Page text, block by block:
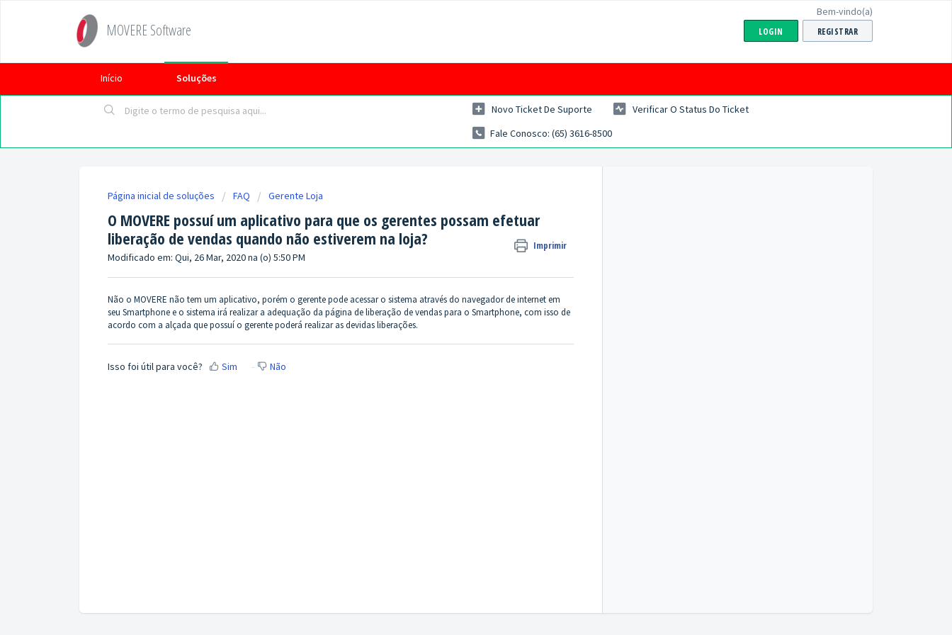
MOVERE Software
Bem-vindo(a)
LOGIN REGISTRAR
Início Soluções
Novo Ticket De Suporte
Verificar O Status Do Ticket
Fale Conosco: (65) 3616-8500
Página inicial de soluções FAQ Gerente Loja
O MOVERE possuí um aplicativo para que os gerentes possam efetuar
liberação de vendas quando não estiverem na loja?
Imprimir
Modificado em: Qui, 26 Mar, 2020 na (o) 5:50 PM
Não o MOVERE não tem um aplicativo, porém o gerente pode acessar o sistema através do navegador de internet em
seu Smartphone e o sistema irá realizar a adequação da página de liberação de vendas para o Smartphone, com isso de
acordo com a alçada que possuí o gerente poderá realizar as devidas liberações.
Isso foi útil para você? Sim Não